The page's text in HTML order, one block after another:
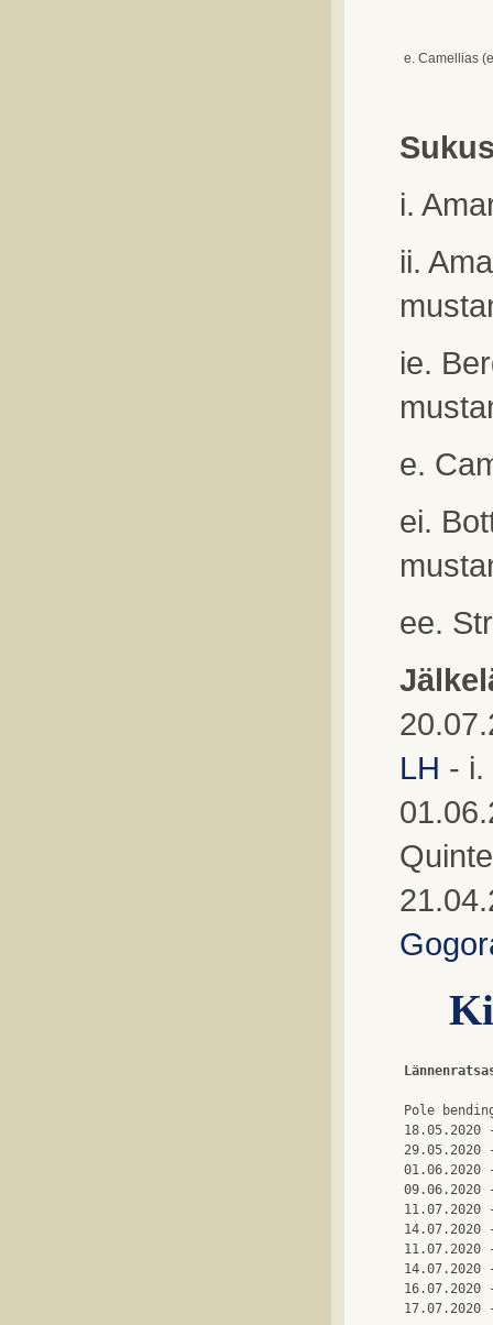
e. Camellias
i.
ii.
ie.
e.
ei.
ee.
LH - i.
Pole
18.05.2020
29.05.2020
11.07.2020
14.07.2020
11.07.2020
14.07.2020
16.07.2020
17.07.2020